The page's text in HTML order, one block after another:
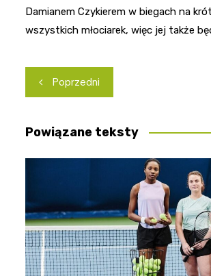
Damianem Czykierem w biegach na
wszystkich młociarek, więc jej także
Nawigacja
wpisu
Poprzedni
Powiązane teksty